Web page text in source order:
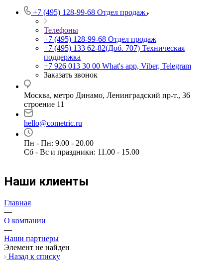
+7 (495) 128-99-68 Отдел продаж
Телефоны
+7 (495) 128-99-68 Отдел продаж
+7 (495) 133 62-82(Доб. 707) Техническая
поддержка
+7 926 013 30 00 What's app, Viber, Telegram
Заказать звонок
Москва, метро Динамо, Ленинградский пр-т., 36
строение 11
hello@cometric.ru
Пн - Пн: 9.00 - 20.00
Сб - Вс и праздники: 11.00 - 15.00
Наши клиенты
Главная
—
О компании
—
Наши партнеры
Элемент не найден
Назад к списку